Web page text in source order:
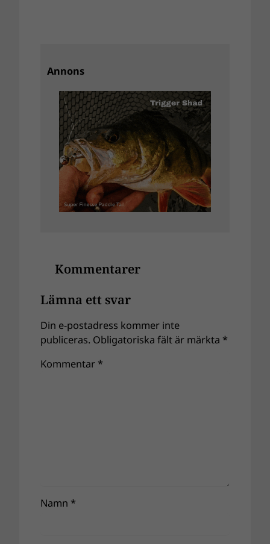
Annons
Kommentarer
Lämna ett svar
Din e-postadress kommer inte
publiceras. Obligatoriska fält är märkta *
Kommentar *
Namn *